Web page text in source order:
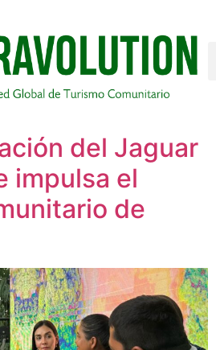
del Jaguar
impulsa el
de